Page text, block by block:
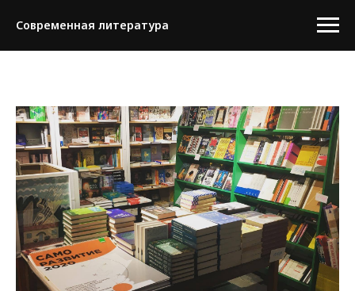
Современная литература